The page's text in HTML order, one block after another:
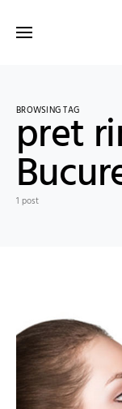
BROWSING TAG
pret
1 post